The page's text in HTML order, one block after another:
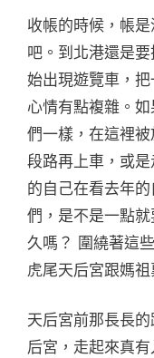
收帳的時候，帳
吧。到北港還是
始出現遊覽車，
心情有點複雜。
們一樣，在這裡
段路再上車，或
的自己在看去年
們，是不是一點
久嗎？ 圍繞著這
虎尾天后宮跟媽祖
天后宮前那長長
后宮，走起來真